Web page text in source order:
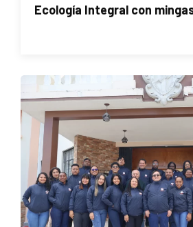
Ecología Integral con